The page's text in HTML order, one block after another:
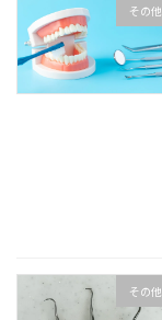
その他
その他